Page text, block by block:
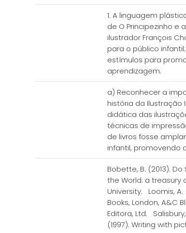
1. A linguagem
de O Principezinho e
ilustrador François
para o público
estímulos para
aprendizagem.
a) Reconhecer a
história da
didática das
técnicas de
de livros fosse
infantil, promovendo
Bobette, B. (2013). Do
the World: a treasury
University. Loomis, A.
Books, London, A&C
Editora, Ltd.
(1997). Writing with